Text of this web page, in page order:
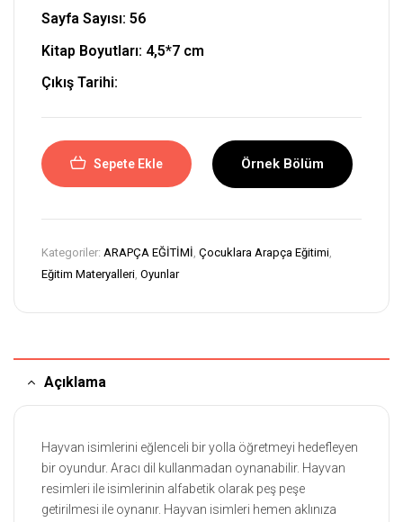
Sayfa Sayısı: 56
Kitap Boyutları: 4,5*7 cm
Çıkış Tarihi:
Sepete Ekle Örnek Bölüm
Kategoriler: ARAPÇA EĞİTİMİ, Çocuklara Arapça Eğitimi,
Eğitim Materyalleri, Oyunlar
Açıklama
Hayvan isimlerini eğlenceli bir yolla öğretmeyi hedefleyen
bir oyundur. Aracı dil kullanmadan oynanabilir. Hayvan
resimleri ile isimlerinin alfabetik olarak peş peşe
getirilmesi ile oynanır. Hayvan isimleri hemen aklınıza